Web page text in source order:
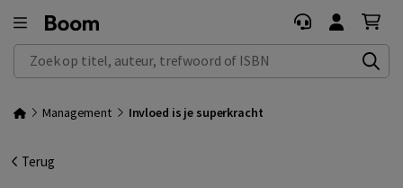
Zoek op titel, auteur, trefwoord of ISBN
Management Invloed is je superkracht
Terug